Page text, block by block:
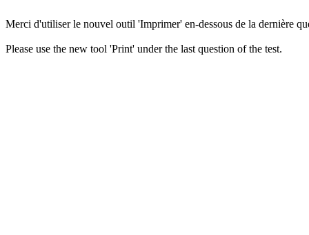
Merci d'utiliser le nouvel outil 'Imprimer' en-dessous de la dernière
Please use the new tool 'Print' under the last question of the test.